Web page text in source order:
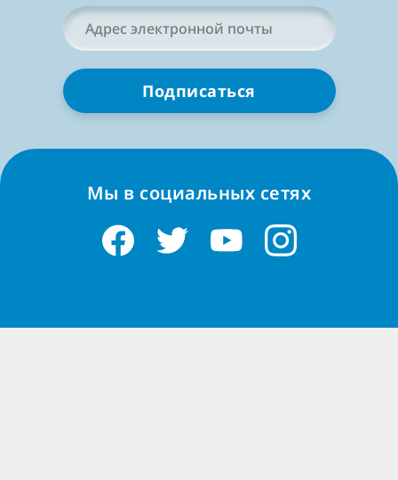
Адрес
электронной
почты
Мы в социальных сетях